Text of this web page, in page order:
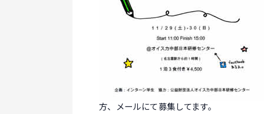
方、メールにて募集してます。